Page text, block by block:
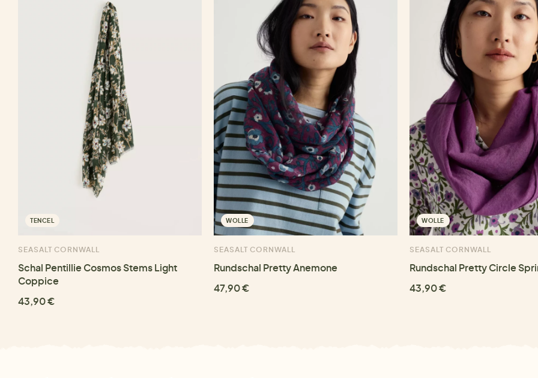
TENCEL
SEASALT CORNWALL
Schal Pentillie Cosmos Stems Light
Coppice
43,90 €
WOLLE
SEASALT CORNWALL
Rundschal Pretty Anemone
47,90 €
WOLLE
SEASALT CORNWALL
Rundschal Pretty Circle
43,90 €